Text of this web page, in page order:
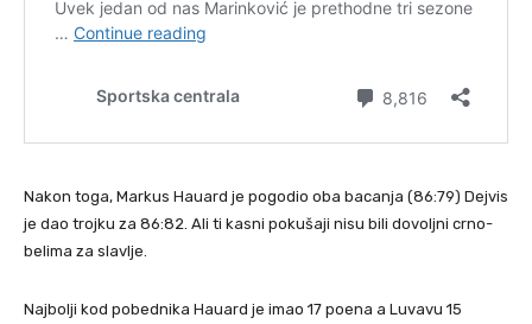
Nakon toga, Markus Hauard je pogodio oba bacanja (86:79) Dejvis
je dao trojku za 86:82. Ali ti kasni pokušaji nisu bili dovoljni crno-
belima za slavlje.
Najbolji kod pobednika Hauard je imao 17 poena a Luvavu 15